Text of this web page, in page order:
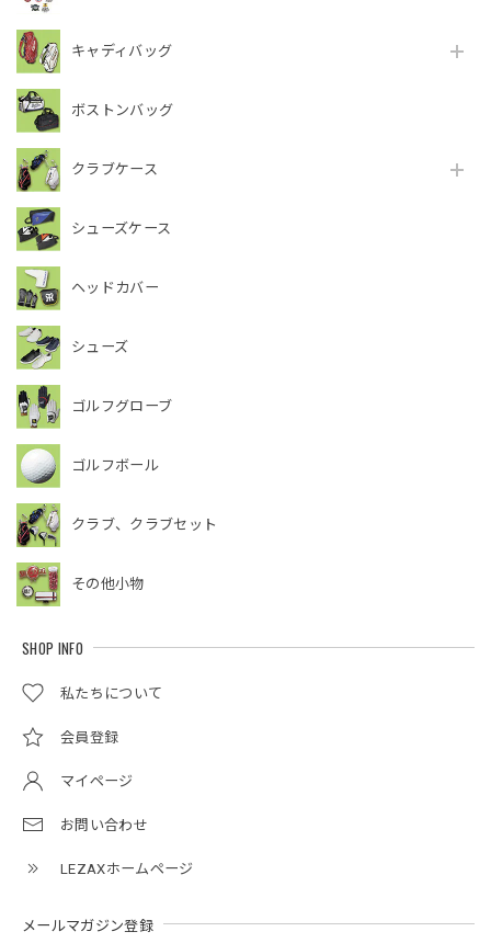
キャディバッグ
ボストンバッグ
クラブケース
シューズケース
ヘッドカバー
シューズ
ゴルフグローブ
ゴルフボール
クラブ、クラブセット
その他小物
SHOP INFO
私たちについて
会員登録
マイページ
お問い合わせ
LEZAXホームページ
メールマガジン登録